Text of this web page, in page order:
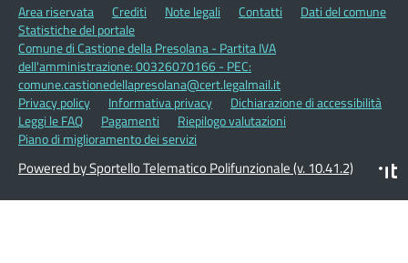
Area riservata Crediti Note legali Contatti
Dati del comune
Statistiche del portale
Comune di Castione della Presolana - Partita IVA
dell'amministrazione: 00326070166 - PEC:
comune.castionedellapresolana@cert.legalmail.it
Privacy policy
Informativa privacy
Dichiarazione di accessibilità
Leggi le FAQ
Pagamenti
Riepilogo valutazioni
Piano di miglioramento dei servizi
Powered by Sportello Telematico Polifunzionale (v. 10.41.2)